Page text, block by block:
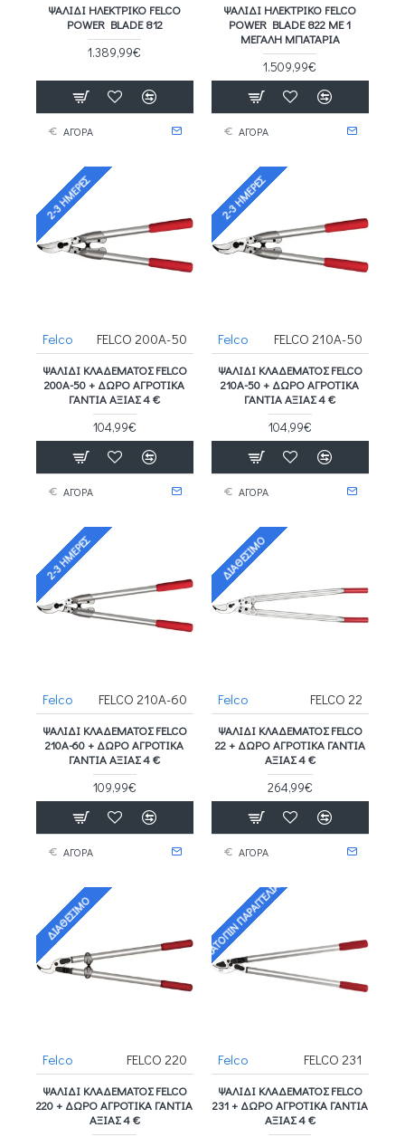
ΨΑΛΊΔΙ ΗΛΕΚΤΡΙΚΌ FELCO
POWER BLADE 812
1.389,99€
ΑΓΟΡΑ
ΨΑΛΊΔΙ ΗΛΕΚΤΡΙΚΌ FELCO
POWER BLADE 822 ΜΕ 1
ΜΕΓΑΛΗ ΜΠΑΤΑΡΙΑ
1.509,99€
ΑΓΟΡΑ
2-3 ΗΜΈΡΕΣ
Felco FELCO 200A-50
ΨΑΛΊΔΙ ΚΛΑΔΈΜΑΤΟΣ FELCO
200A-50 + ΔΩΡΟ ΑΓΡΟΤΙΚΑ
ΓΑΝΤΙΑ ΑΞΙΑΣ 4 €
104,99€
ΑΓΟΡΑ
2-3 ΗΜΈΡΕΣ
Felco FELCO 210A-50
ΨΑΛΊΔΙ ΚΛΑΔΈΜΑΤΟΣ FELCO
210A-50 + ΔΩΡΟ ΑΓΡΟΤΙΚΑ
ΓΑΝΤΙΑ ΑΞΙΑΣ 4 €
104,99€
ΑΓΟΡΑ
2-3 ΗΜΈΡΕΣ
Felco FELCO 210A-60
ΨΑΛΊΔΙ ΚΛΑΔΈΜΑΤΟΣ FELCO
210A-60 + ΔΩΡΟ ΑΓΡΟΤΙΚΑ
ΓΑΝΤΙΑ ΑΞΙΑΣ 4 €
109,99€
ΑΓΟΡΑ
ΔΙΑΘΈΣΙΜΟ
Felco FELCO 22
ΨΑΛΊΔΙ ΚΛΑΔΈΜΑΤΟΣ FELCO
22 + ΔΩΡΟ ΑΓΡΟΤΙΚΑ ΓΑΝΤΙΑ
ΑΞΙΑΣ 4 €
264,99€
ΑΓΟΡΑ
ΔΙΑΘΈΣΙΜΟ
Felco FELCO 220
ΨΑΛΊΔΙ ΚΛΑΔΈΜΑΤΟΣ FELCO
220 + ΔΩΡΟ ΑΓΡΟΤΙΚΑ ΓΑΝΤΙΑ
ΑΞΙΑΣ 4 €
ΚΑΤΌΠΙΝ ΠΑΡΑΓΓΕΛΊΑΣ
Felco FELCO 231
ΨΑΛΊΔΙ ΚΛΑΔΈΜΑΤΟΣ FELCO
231 + ΔΩΡΟ ΑΓΡΟΤΙΚΑ ΓΑΝΤΙΑ
ΑΞΙΑΣ 4 €